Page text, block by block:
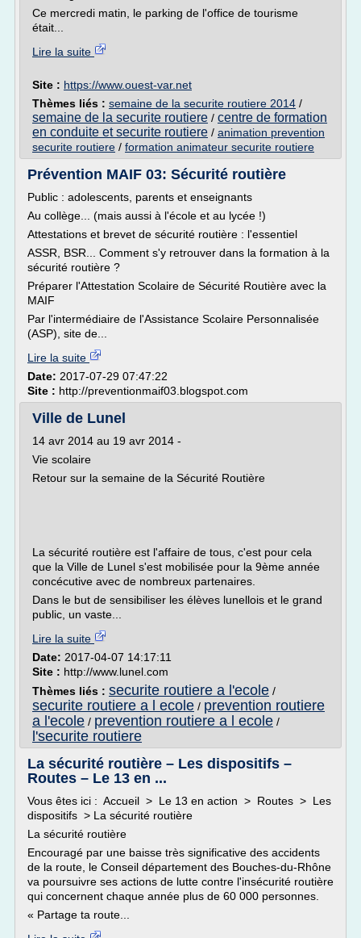
Ce mercredi matin, le parking de l'office de tourisme
était...
Lire la suite
Site : https://www.ouest-var.net
Thèmes liés : semaine de la securite routiere 2014 /
semaine de la securite routiere / centre de formation
en conduite et securite routiere / animation prevention
securite routiere / formation animateur securite routiere
Prévention MAIF 03: Sécurité routière
Public : adolescents, parents et enseignants
Au collège... (mais aussi à l'école et au lycée !)
Attestations et brevet de sécurité routière : l'essentiel
ASSR, BSR... Comment s'y retrouver dans la formation à la
sécurité routière ?
Préparer l'Attestation Scolaire de Sécurité Routière avec la
MAIF
Par l'intermédiaire de l'Assistance Scolaire Personnalisée
(ASP), site de...
Lire la suite
Date: 2017-07-29 07:47:22
Site : http://preventionmaif03.blogspot.com
Ville de Lunel
14 avr 2014 au 19 avr 2014 -
Vie scolaire
Retour sur la semaine de la Sécurité Routière
La sécurité routière est l'affaire de tous, c'est pour cela
que la Ville de Lunel s'est mobilisée pour la 9ème année
concécutive avec de nombreux partenaires.
Dans le but de sensibiliser les élèves lunellois et le grand
public, un vaste...
Lire la suite
Date: 2017-04-07 14:17:11
Site : http://www.lunel.com
Thèmes liés : securite routiere a l'ecole /
securite routiere a l ecole / prevention routiere
a l'ecole / prevention routiere a l ecole /
l'securite routiere
La sécurité routière – Les dispositifs –
Routes – Le 13 en ...
Vous êtes ici : Accueil > Le 13 en action > Routes > Les
dispositifs > La sécurité routière
La sécurité routière
Encouragé par une baisse très significative des accidents
de la route, le Conseil département des Bouches-du-Rhône
va poursuivre ses actions de lutte contre l'insécurité routière
qui concernent chaque année plus de 60 000 personnes.
« Partage ta route...